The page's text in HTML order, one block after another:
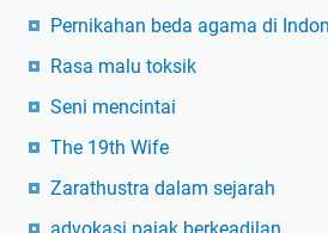
Pernikahan beda agama di
Rasa malu toksik
Seni mencintai
The 19th Wife
Zarathustra dalam sejarah
advokasi pajak berkeadilan